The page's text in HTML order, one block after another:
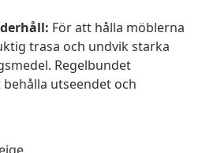
För att hålla möblerna
trasa och undvik starka
Regelbundet
utseendet och